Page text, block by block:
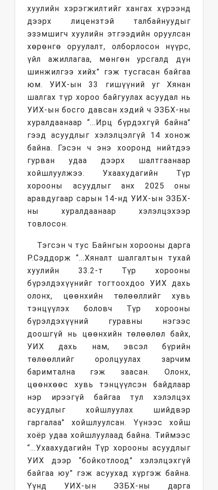
хуулийн хэрэгжилтийг хангах хүрээнд
дээрх лицензтэй талбайнуудыг
эзэмшигч хуулийн этгээдийн оруулсан
хөрөнгө оруулалт, олборлосон нүүрс,
үйл ажиллагаа, мөнгөн урсгалд дүн
шинжилгээ хийх” гэж тусгасан байгаа
юм. УИХ-ын 33 гишүүний уг Хянан
шалгах түр хороо байгуулах асуудал нь
УИХ-ын босго давсан хэдий ч ЭЗБХ-ны
хуралдаанаар “...Ирц бүрдэхгүй байна”
гээд асуудлыг хэлэлцэлгүй 14 хонож
байна. Гэсэн ч энэ хооронд нийтдээ
гурван удаа дээрх шалтгаанаар
хойшлуулжээ. Ухаахудагийн Түр
хорооны асуудлыг анх 2025 оны
аравдугаар сарын 14-нд УИХ-ын ЭЗБХ-
ны хуралдаанаар хэлэлцэхээр
товлосон.
Тэгсэн ч тус Байнгын хорооны дарга
Р.Сэддорж “...Хяналт шалгалтын тухай
хуулийн 33.2-т Түр хорооны
бүрэлдэхүүнийг тогтоохдоо УИХ дахь
олонх, цөөнхийн төлөөллийг хувь
тэнцүүлэх боловч Түр хорооны
бүрэлдэхүүний гуравны нэгээс
доошгүй нь цөөнхийн төлөөлөл байх,
УИХ дахь нам, эвсэл бүрийн
төлөөллийг оролцуулах зарчим
баримтална гэж заасан. Олонх,
цөөнхөөс хувь тэнцүүлсэн байдлаар
нэр ирээгүй байгаа тул хэлэлцэх
асуудлыг хойшлуулах шийдвэр
гаргалаа” хойшлуулсан. Үүнээс хойш
хоёр удаа хойшлуулаад байна. Тиймээс
“...Ухаахудагийн Түр хорооны асуудлыг
УИХ дээр “бойкотлоод” хэлэлцэхгүй
байгаа юу” гэж асуухад хүргэж байна.
Үүнд УИХ-ын ЭЗБХ-ны дарга